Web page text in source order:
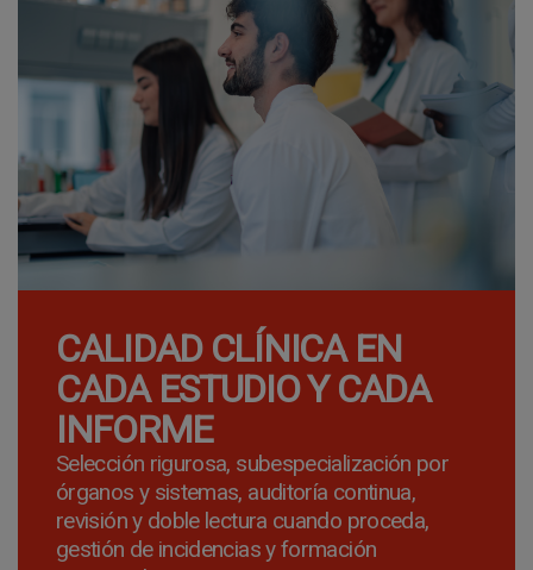
CALIDAD CLÍNICA EN
CADA ESTUDIO Y CADA
INFORME
Selección rigurosa, subespecialización por
órganos y sistemas, auditoría continua,
revisión y doble lectura cuando proceda,
gestión de incidencias y formación